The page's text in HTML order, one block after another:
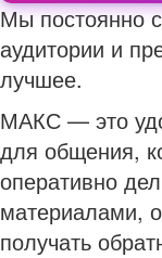
Мы постоянно
аудитории и
лучшее.
МАКС — это
для общения,
оперативно
материалами,
получать